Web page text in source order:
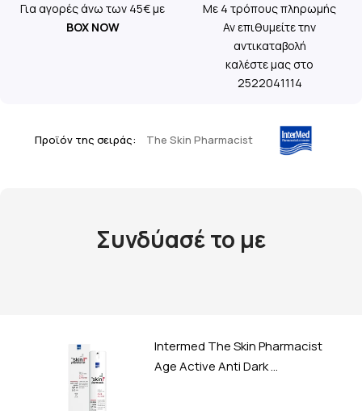
Για αγορές άνω των 45€ με
BOX NOW
Με 4 τρόπους πληρωμής
Αν επιθυμείτε την
αντικαταβολή
καλέστε μας στο
2522041114
Προϊόν της σειράς: The Skin Pharmacist
Συνδύασέ το με
Intermed The Skin Pharmacist
Age Active Anti Dark …